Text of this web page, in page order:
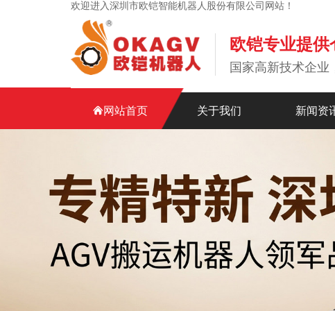
欢迎进入深圳市欧铠智能机器人股份有限公司网站！
欧铠专业提
国家高新技术企
网站首页 关于我们 新闻资